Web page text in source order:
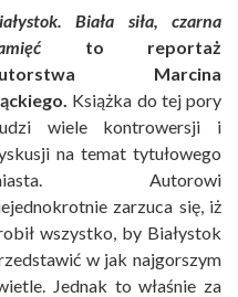
Biała siła, czarna
to reportaż
Marcina
Książka do tej pory
wiele kontrowersji i
na temat tytułowego
Autorowi
zarzuca się, iż
wszystko, by Białystok
w jak najgorszym
Jednak to właśnie za